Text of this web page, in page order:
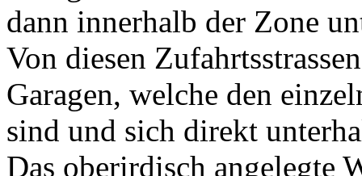
dann innerhalb der Zone
Von diesen
Garagen, welche den
sind und sich direkt
Das oberirdisch angelegte